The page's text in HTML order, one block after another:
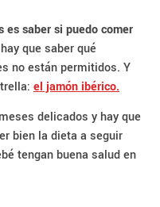
es saber si puedo comer
que saber qué
no están permitidos. Y
el jamón ibérico.
delicados y hay que
bien la dieta a seguir
tengan buena salud en